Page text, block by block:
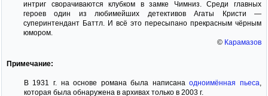
интриг сворачиваются клубком в замке Чимниз. Среди главных
героев один из любимейших детективов Агаты Кристи —
суперинтендант Баттл. И всё это пересыпано прекрасным чёрным
юмором.
© Карамазов
Примечание:
В 1931 г. на основе романа была написанаодноимённая пьеса
которая была обнаружена в архивах только в 2003 г.